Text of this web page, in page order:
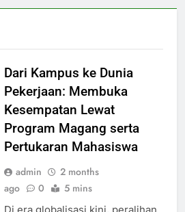
Dari Kampus ke Dunia
Pekerjaan: Membuka
Kesempatan Lewat
Program Magang serta
Pertukaran Mahasiswa
admin
2 months
ago
0 5 mins